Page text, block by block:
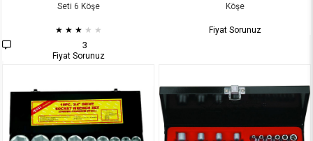
Seti 6 Köşe
★ ★ ★ ★ ★
3
Fiyat Sorunuz
Köşe
Fiyat Sorunuz